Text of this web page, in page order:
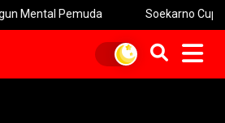
Pemuda Soekarno Cup 2026